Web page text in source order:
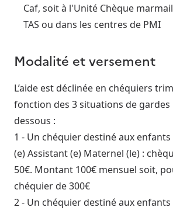
Caf, soit à l'Unité Chèque
TAS ou dans les centres de PMI
Modalité et versement
L’aide est déclinée en chéquiers
fonction des 3 situations de
dessous :
1 - Un chéquier destiné aux
(e) Assistant (e) Maternel (le) :
50€. Montant 100€ mensuel soit,
chéquier de 300€
2 - Un chéquier destiné aux enfants